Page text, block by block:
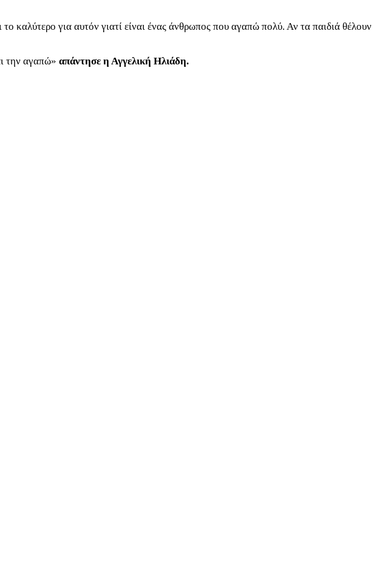
καλύτερο για αυτόν γιατί είναι ένας άνθρωπος που αγαπώ πολύ. Αν τα παιδιά θέλουν
την αγαπώ» απάντησε η Αγγελική Ηλιάδη.